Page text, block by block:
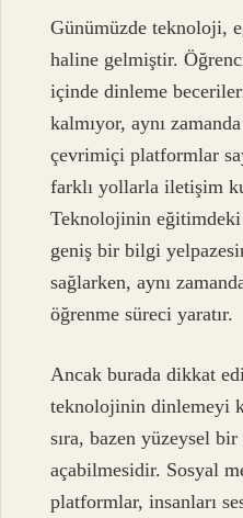
Günümüzde teknoloji,
haline gelmiştir.
içinde dinleme
kalmıyor, aynı
çevrimiçi platformlar
farklı yollarla iletişim
Teknolojinin
geniş bir bilgi
sağlarken, aynı
öğrenme süreci yaratır.
Ancak burada dikkat
teknolojinin dinlemeyi
sıra, bazen yüzeysel
açabilmesidir. Sosyal
platformlar, insanları